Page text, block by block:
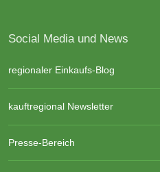
Social Media und News
regionaler Einkaufs-Blog
kauftregional Newsletter
Presse-Bereich